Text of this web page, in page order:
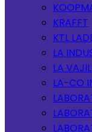
KRAFFT
KTL
LA
LA
LA-CO